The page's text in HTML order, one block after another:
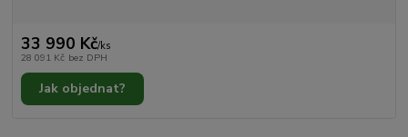
33 990 Kč/ks
28 091 Kč bez DPH
Jak objednat?